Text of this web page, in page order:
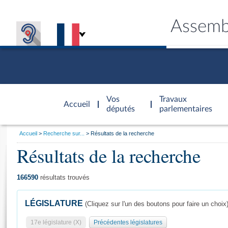
Accueil
d'accueil
Vos
députés
Travaux
parlementaires
Général
Vous
Accueil Recherche sur... Résultats de la recherche
Résultats de la recherche
166590 résultats trouvés
LÉGISLATURE (Cliquez sur l'un des boutons pour faire un choix)
17e législature (X) Précédentes législatures